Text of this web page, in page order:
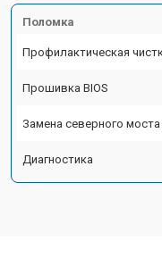
Поломка
Профилактическая
Прошивка BIOS
Замена северного моста
Диагностика